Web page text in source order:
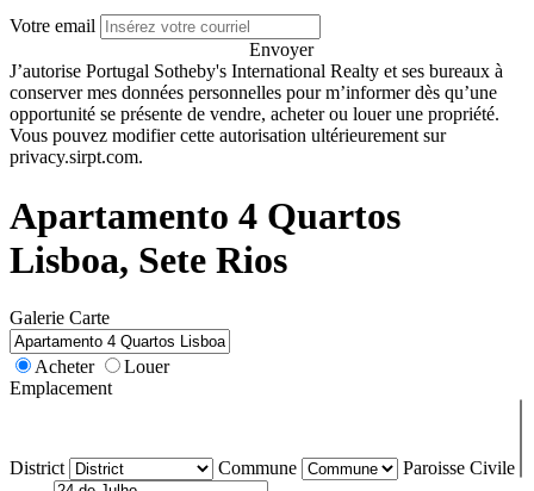
Votre email
Envoyer
J’autorise Portugal Sotheby's International Realty et ses bureaux à
conserver mes données personnelles pour m’informer dès qu’une
opportunité se présente de vendre, acheter ou louer une propriété.
Vous pouvez modifier cette autorisation ultérieurement sur
privacy.sirpt.com.
Apartamento 4 Quartos
Lisboa, Sete Rios
Galerie Carte
Acheter
Louer
Emplacement
District Commune Paroisse Civile